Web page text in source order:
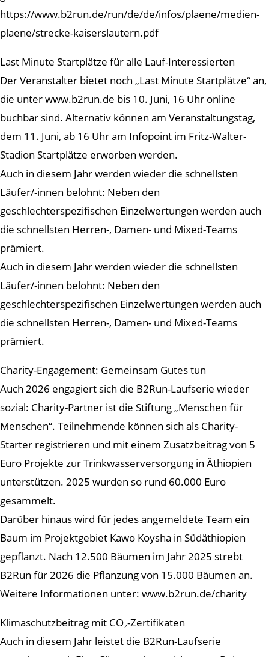
https://www.b2run.de/run/de/de/infos/plaene/medien-
plaene/strecke-kaiserslautern.pdf
Last Minute Startplätze für alle Lauf-Interessierten
Der Veranstalter bietet noch „Last Minute Startplätze“ an,
die unter www.b2run.de bis 10. Juni, 16 Uhr online
buchbar sind. Alternativ können am Veranstaltungstag,
dem 11. Juni, ab 16 Uhr am Infopoint im Fritz-Walter-
Stadion Startplätze erworben werden.
Auch in diesem Jahr werden wieder die schnellsten
Läufer/-innen belohnt: Neben den
geschlechterspezifischen Einzelwertungen werden auch
die schnellsten Herren-, Damen- und Mixed-Teams
prämiert.
Auch in diesem Jahr werden wieder die schnellsten
Läufer/-innen belohnt: Neben den
geschlechterspezifischen Einzelwertungen werden auch
die schnellsten Herren-, Damen- und Mixed-Teams
prämiert.
Charity-Engagement: Gemeinsam Gutes tun
Auch 2026 engagiert sich die B2Run-Laufserie wieder
sozial: Charity-Partner ist die Stiftung „Menschen für
Menschen“. Teilnehmende können sich als Charity-
Starter registrieren und mit einem Zusatzbeitrag von 5
Euro Projekte zur Trinkwasserversorgung in Äthiopien
unterstützen. 2025 wurden so rund 60.000 Euro
gesammelt.
Darüber hinaus wird für jedes angemeldete Team ein
Baum im Projektgebiet Kawo Koysha in Südäthiopien
gepflanzt. Nach 12.500 Bäumen im Jahr 2025 strebt
B2Run für 2026 die Pflanzung von 15.000 Bäumen an.
Weitere Informationen unter: www.b2run.de/charity
Klimaschutzbeitrag mit CO₂-Zertifikaten
Auch in diesem Jahr leistet die B2Run-Laufserie